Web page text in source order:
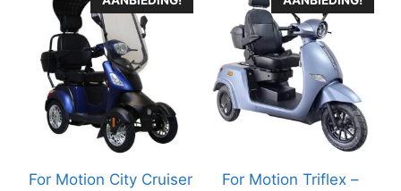
For Motion City Cruiser
For Motion Triflex –